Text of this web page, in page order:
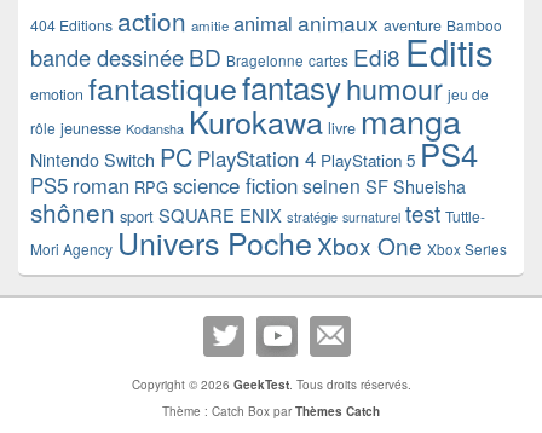
404 Editions action amitie animal animaux aventure Bamboo
bande dessinéeBD Bragelonne cartes Edi8 Editis
emotion fantastiquefantasyhumour jeu de
rôle jeunesse Kodansha Kurokawa livre manga
Nintendo Switch PC PlayStation 4 PlayStation 5 PS4
PS5 roman RPG science fictionseinen SF Shueisha
shônen sport SQUARE ENIX stratégie surnaturel test Tuttle-
Mori Agency Univers Poche Xbox One Xbox Series
Copyright © 2026 GeekTest. Tous droits réservés.
Thème : Catch Box parThèmes Catch